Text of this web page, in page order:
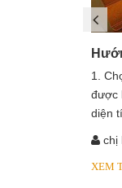
1.
được
diện
chị
XEM